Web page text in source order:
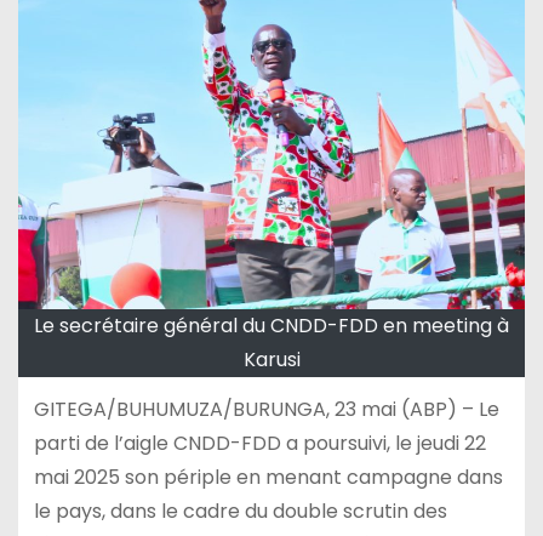
Le secrétaire général du CNDD-FDD en meeting à
Karusi
GITEGA/BUHUMUZA/BURUNGA, 23 mai (ABP) – Le
parti de l’aigle CNDD-FDD a poursuivi, le jeudi 22
mai 2025 son périple en menant campagne dans
le pays, dans le cadre du double scrutin des